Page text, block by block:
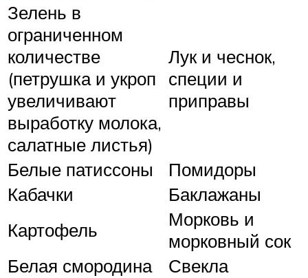
Зелень в
ограниченном
количестве
(петрушка и укроп
увеличивают
выработку молока,
салатные листья)
Лук и чеснок,
специи и
приправы
Белые патиссоны
Помидоры
Кабачки
Баклажаны
Картофель
Морковь и
морковный сок
Белая смородина
Свекла